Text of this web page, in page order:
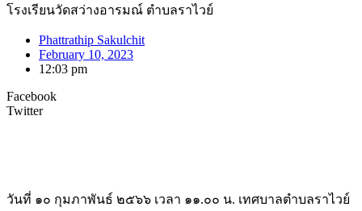
โรงเรียนวัดสว่างอารมณ์ ตำบลราไวย์
Phattrathip Sakulchit
February 10, 2023
12:03 pm
Facebook
Twitter
วันที่ ๑๐ กุมภาพันธ์ ๒๕๖๖ เวลา ๑๑.๐๐ น. เทศบาลตำบลราไวย์